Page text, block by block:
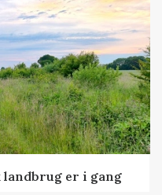
landbrug er i gang